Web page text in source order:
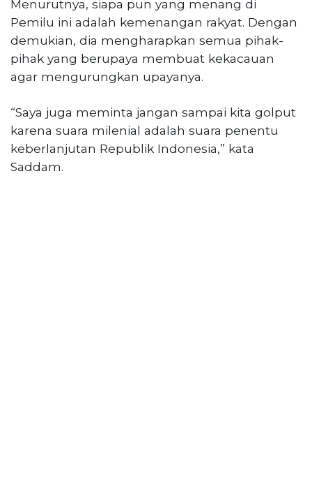
Menurutnya, siapa pun yang menang di
Pemilu ini adalah kemenangan rakyat. Dengan
demukian, dia mengharapkan semua pihak-
pihak yang berupaya membuat kekacauan
agar mengurungkan upayanya.
“Saya juga meminta jangan sampai kita golput
karena suara milenial adalah suara penentu
keberlanjutan Republik Indonesia,” kata
Saddam.